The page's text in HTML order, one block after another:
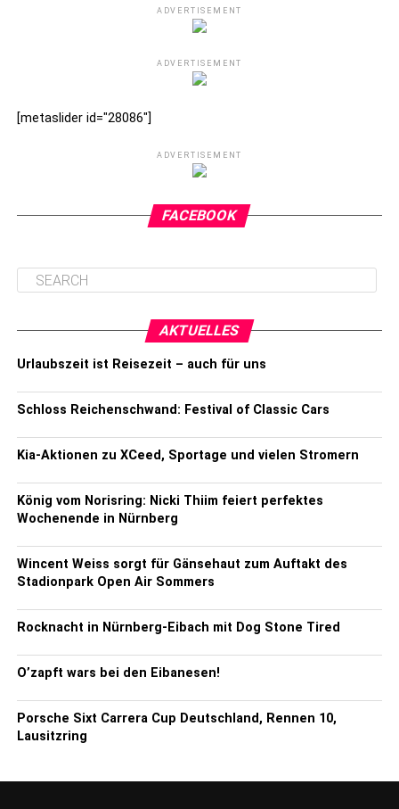
ADVERTISEMENT
ADVERTISEMENT
[metaslider id="28086"]
ADVERTISEMENT
FACEBOOK
AKTUELLES
Urlaubszeit ist Reisezeit – auch für uns
Schloss Reichenschwand: Festival of Classic Cars
Kia-Aktionen zu XCeed, Sportage und vielen Stromern
König vom Norisring: Nicki Thiim feiert perfektes
Wochenende in Nürnberg
Wincent Weiss sorgt für Gänsehaut zum Auftakt des
Stadionpark Open Air Sommers
Rocknacht in Nürnberg-Eibach mit Dog Stone Tired
O’zapft wars bei den Eibanesen!
Porsche Sixt Carrera Cup Deutschland, Rennen 10,
Lausitzring